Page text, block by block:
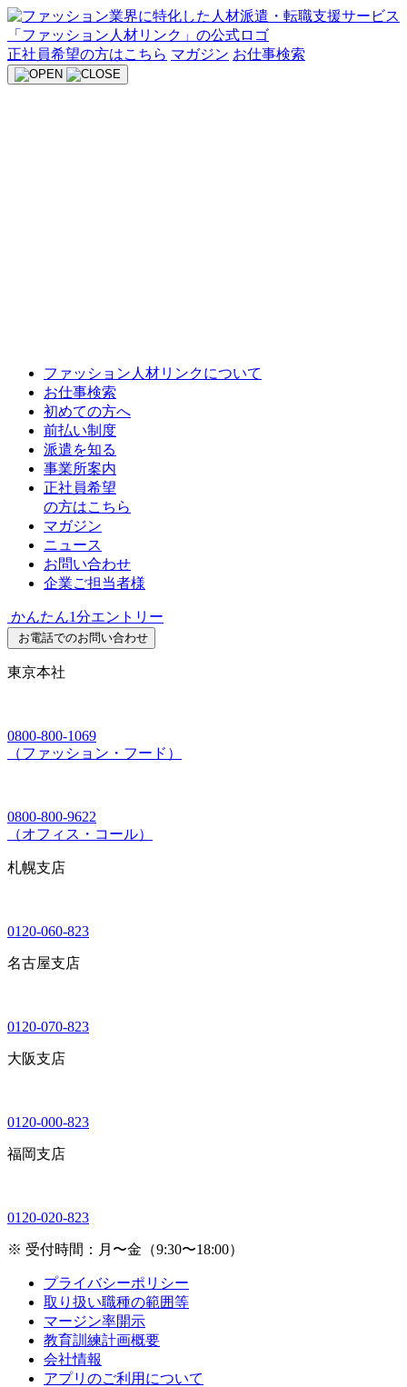
Skip
to
content
正社員希望の方はこちら マガジン お仕事検索
ファッション人材リンクについて
お仕事検索
初めての方へ
前払い制度
派遣を知る
事業所案内
正社員希望
の方はこちら
マガジン
ニュース
お問い合わせ
企業ご担当者様
かんたん1分エントリー
お電話でのお問い合わせ
東京本社
0800-800-1069
（ファッション・フード）
0800-800-9622
（オフィス・コール）
札幌支店
0120-060-823
名古屋支店
0120-070-823
大阪支店
0120-000-823
福岡支店
0120-020-823
※ 受付時間：月〜金（9:30〜18:00）
プライバシーポリシー
取り扱い職種の範囲等
マージン率開示
教育訓練計画概要
会社情報
アプリのご利用について